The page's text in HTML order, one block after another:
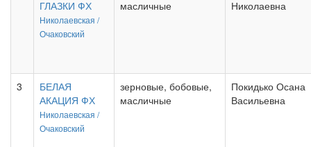
ГЛАЗКИ ФХ
Николаевская /
Очаковский
масличные
Николаевна
3
БЕЛАЯ
АКАЦИЯ ФХ
Николаевская /
Очаковский
зерновые, бобовые,
масличные
Покидько Осана
Васильевна